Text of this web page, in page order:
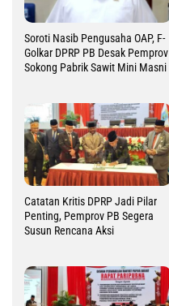
Soroti Nasib Pengusaha OAP, F-
Golkar DPRP PB Desak Pemprov
Sokong Pabrik Sawit Mini Masni
Catatan Kritis DPRP Jadi Pilar
Penting, Pemprov PB Segera
Susun Rencana Aksi